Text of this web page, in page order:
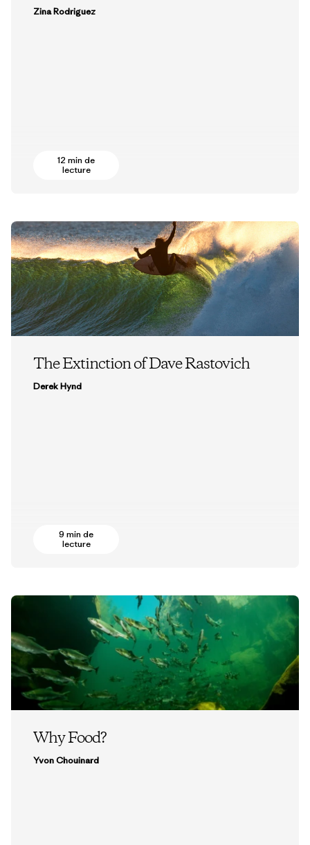
Zina Rodriguez
12 min de
lecture
The Extinction of Dave Rastovich
Derek Hynd
9 min de
lecture
Why Food?
Yvon Chouinard